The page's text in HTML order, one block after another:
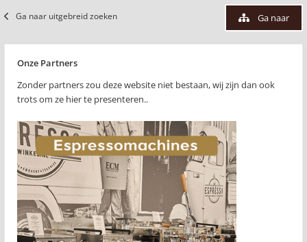
Ga naar uitgebreid zoeken Ga naar
Onze Partners
Zonder partners zou deze website niet bestaan, wij zijn dan ook
trots om ze hier te presenteren..